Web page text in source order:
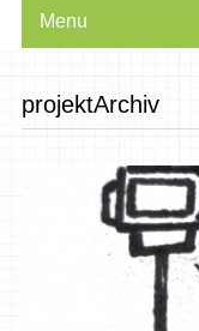
Menu
projektArchiv